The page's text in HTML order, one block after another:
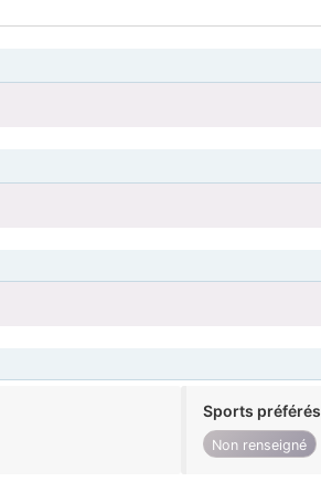
Sports préférés
Non renseigné